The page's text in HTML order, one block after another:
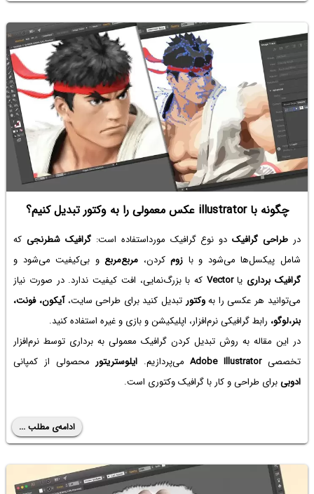
در این مقاله با فرمت AI آشنا می‌شویم و نرم‌افزارهایی برای باز کردن این فرمت
به جز ادوبی ایلوستریتور معرفی می‌کنیم.
چگونه با illustrator عکس معمولی را به وکتور تبدیل کنیم؟
درطراحی گرافیک دو نوع گرافیک مورداستفاده است:گرافیک شطرنجیکه
شامل پیکسل‌ها می‌شود و با زومکردن، مربع‌مربع و بی‌کیفیت می‌شود و
گرافیک برداری یاVector که با بزرگ‌نمایی، افت کیفیت ندارد. در صورت نیاز
می‌توانید هر عکسی را بهوکتور تبدیل کنید برای طراحی سایت،آیکون، فونت،
بنر،لوگو، رابط گرافیکی نرم‌افزار، اپلیکیشن و بازی و غیره استفاده کنید.
در این مقاله به روش تبدیل کردن گرافیک معمولی به برداری توسط نرم‌افزار
تخصصیAdobe Illustratorمی‌پردازیم. ایلوستریتور محصولی از کمپانی
ادوبیبرای طراحی و کار با گرافیک وکتوری است.
ادامه‌ی مطلب ...